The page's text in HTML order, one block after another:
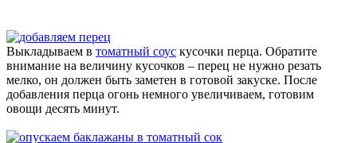
Выкладываем в томатный соус кусочки перца. Обратите
внимание на величину кусочков – перец не нужно резать
мелко, он должен быть заметен в готовой закуске. После
добавления перца огонь немного увеличиваем, готовим
овощи десять минут.